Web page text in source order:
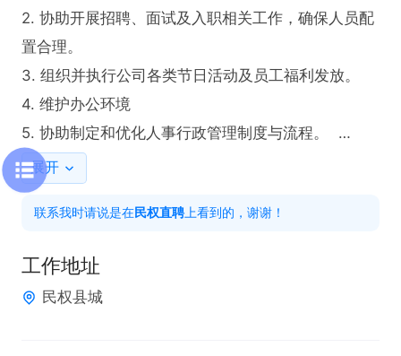
2. 协助开展招聘、面试及入职相关工作，确保人员配
置合理。
3. 组织并执行公司各类节日活动及员工福利发放。
4. 维护办公环境
5. 协助制定和优化人事行政管理制度与流程。
任职要求
2. 熟悉人事行政相关工作流程
5. 有相关经验
展开
联系我时请说是在民权直聘 上看到的，谢谢！
工作地址
民权县城